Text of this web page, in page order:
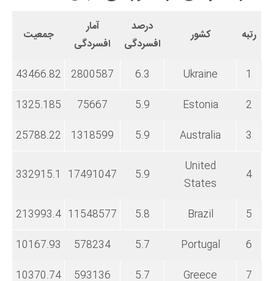
رتبه کشور
درصد
افسردگی
آمار
افسردگی
جمعیت
1
Ukraine
6.3
2800587
43466.82
2
Estonia
5.9
75667
1325.185
3
Australia
5.9
1318599
25788.22
4
United
States
5.9
17491047
332915.1
5
Brazil
5.8
11548577
213993.4
6
Portugal
5.7
578234
10167.93
7
Greece
5.7
593136
10370.74